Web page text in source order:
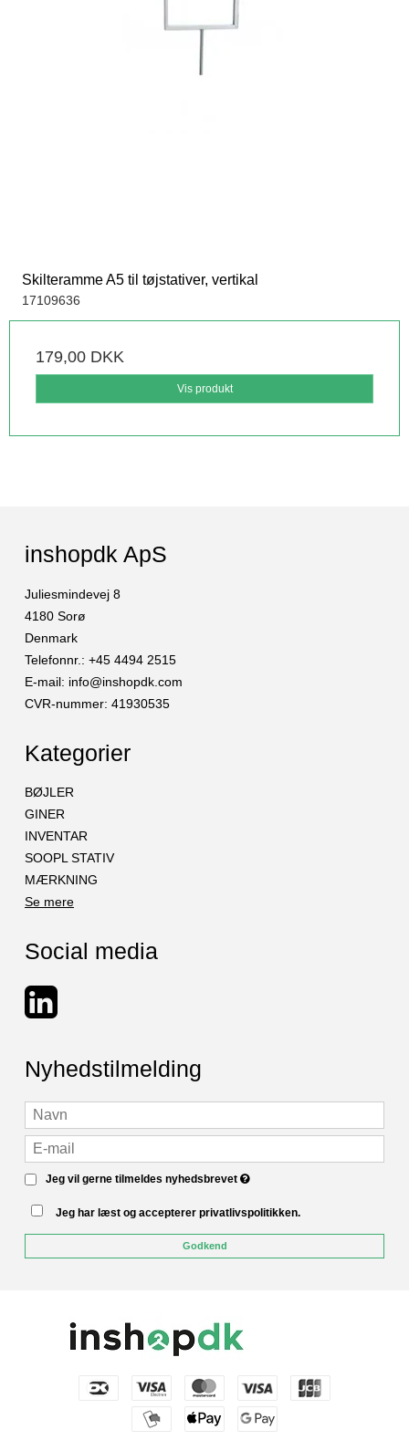
Skilteramme A5 til tøjstativer, vertikal
17109636
179,00 DKK
Vis produkt
inshopdk ApS
Juliesmindevej 8
4180 Sorø
Denmark
Telefonnr. : +45 4494 2515
E-mail: info@inshopdk.com
CVR-nummer: 41930535
Kategorier
BØJLER
GINER
INVENTAR
SOOPL STATIV
MÆRKNING
Se mere
Social media
Nyhedstilmelding
Jeg vil gerne tilmeldes nyhedsbrevet
Jeg har læst og accepterer privatlivspolitikken.
Godkend